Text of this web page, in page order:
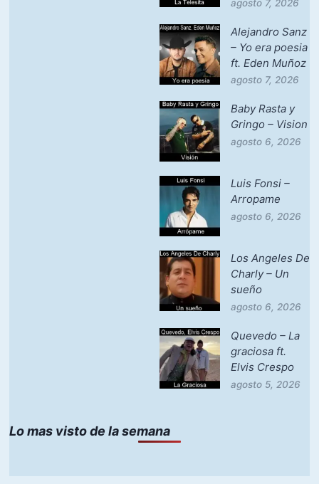
agosto 7, 2026
Alejandro Sanz
– Yo era poesia
ft. Eden Muñoz
agosto 7, 2026
Baby Rasta y
Gringo – Vision
agosto 6, 2026
Luis Fonsi –
Arropame
agosto 6, 2026
Los Angeles De
Charly – Un
sueño
agosto 6, 2026
Quevedo – La
graciosa ft.
Elvis Crespo
agosto 5, 2026
Lo mas visto de la semana